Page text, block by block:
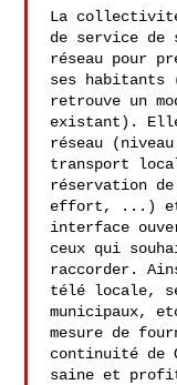
La
de service de
réseau pour
ses
retrouve un
existant).
réseau
transport
réservation
effort, ...) et
interface
ceux qui
raccorder.
télé locale,
municipaux,
mesure de
continuité de
saine et